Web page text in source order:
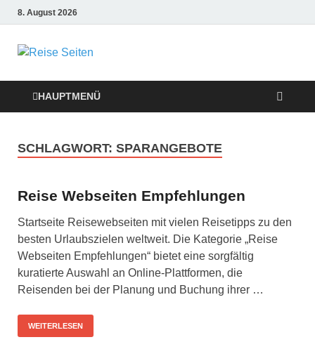
8. August 2026
Die besten
Reise-Webseiten
für Ihre perfekte
Reiseplanung
HAUPTMENÜ
SCHLAGWORT: SPARANGEBOTE
Reise Webseiten Empfehlungen
Startseite Reisewebseiten mit vielen Reisetipps zu den
besten Urlaubszielen weltweit. Die Kategorie „Reise
Webseiten Empfehlungen“ bietet eine sorgfältig
kuratierte Auswahl an Online-Plattformen, die
Reisenden bei der Planung und Buchung ihrer …
WEITERLESEN